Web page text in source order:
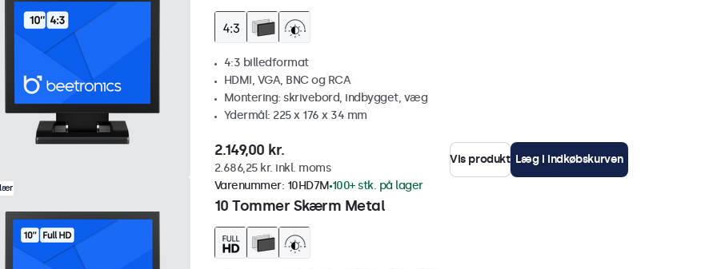
4:3 billedformat
HDMI, VGA, BNC og RCA
Montering: skrivebord, indbygget, væg
Ydermål: 225 x 176 x 34 mm
2.149,00 kr.
2.686,25 kr. inkl. moms
Vis produkt Læg i indkøbskurven
10 Tommer Skærm Metal
Varenummer: 10HD7M 100+ stk. på lager